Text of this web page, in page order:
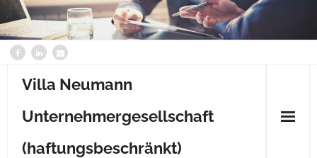
Villa Neumann
Unternehmergesellschaft
(haftungsbeschränkt)